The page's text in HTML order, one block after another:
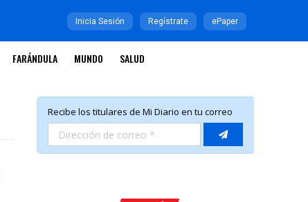
Inicia Sesión Regístrate ePaper
FARÁNDULA MUNDO SALUD